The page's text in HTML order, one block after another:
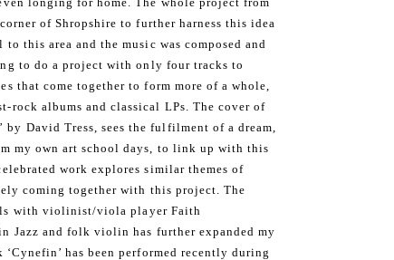
of Shropshire to further harness this idea
this area and the music was composed and
to do a project with only four tracks to
that come together to form more of a whole,
rock albums and classical LPs. The cover of
David Tress, sees the fulfilment of a dream,
my own art school days, to link up with this
work explores similar themes of
coming together with this project. The
with violinist/viola player Faith
Jazz and folk violin has further expanded my
has been performed recently during